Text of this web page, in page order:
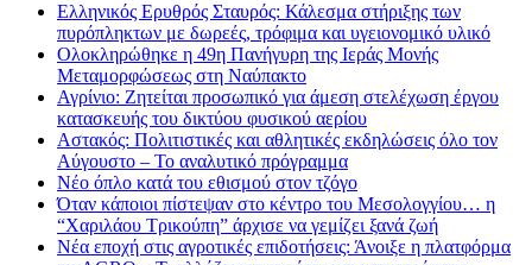
Ελληνικός Ερυθρός Σταυρός: Κάλεσμα στήριξης των
πυρόπληκτων με δωρεές, τρόφιμα και υγειονομικό υλικό
Ολοκληρώθηκε η 49η Πανήγυρη της Ιεράς Μονής
Μεταμορφώσεως στη Ναύπακτο
Αγρίνιο: Ζητείται προσωπικό για άμεση στελέχωση έργου
κατασκευής του δικτύου φυσικού αερίου
Αστακός: Πολιτιστικές και αθλητικές εκδηλώσεις όλο τον
Αύγουστο – Το αναλυτικό πρόγραμμα
Νέο όπλο κατά του εθισμού στον τζόγο
Όταν κάποιοι πίστεψαν στο κέντρο του Μεσολογγίου… η
“Χαριλάου Τρικούπη” άρχισε να γεμίζει ξανά ζωή
Νέα εποχή στις αγροτικές επιδοτήσεις: Άνοιξε η πλατφόρμα